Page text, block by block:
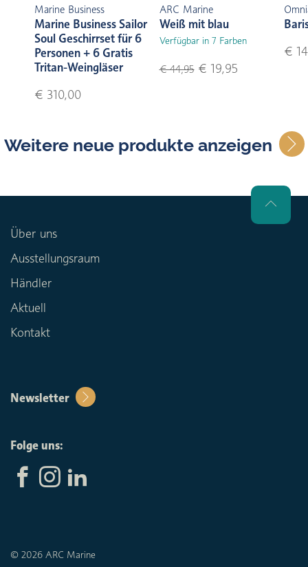
Marine Business
Marine Business Sailor
Soul Geschirrset für 6
Personen + 6 Gratis
Tritan-Weingläser
€ 310,00
ARC Marine
Weiß mit blau
Verfügbar in 7 Farben
€ 44,95€ 19,95
€
Weitere neue produkte anzeigen
Über uns
Ausstellungsraum
Händler
Aktuell
Kontakt
Newsletter
Folge uns:
© 2026 ARC Marine